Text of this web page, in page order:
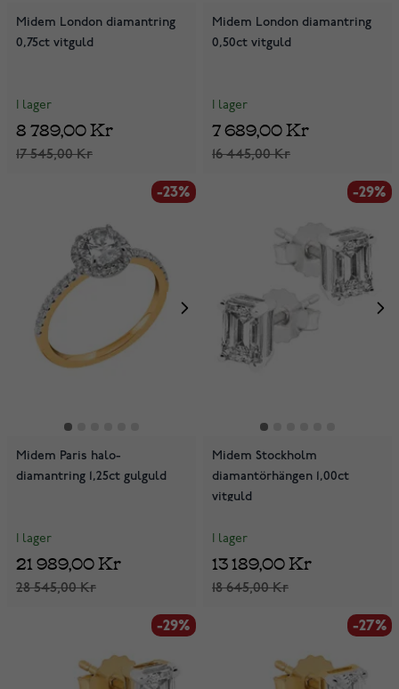
Midem London diamantring
0,75ct vitguld
I lager
17 545,00 Kr
8 789,00 Kr
Midem London diamantring
0,50ct vitguld
I lager
16 445,00 Kr
7 689,00 Kr
-23%
Midem Paris halo-
diamantring 1,25ct gulguld
I lager
28 545,00 Kr
21 989,00 Kr
-29%
Midem Stockholm
diamantörhängen 1,00ct
vitguld
I lager
18 645,00 Kr
13 189,00 Kr
-29% -27%